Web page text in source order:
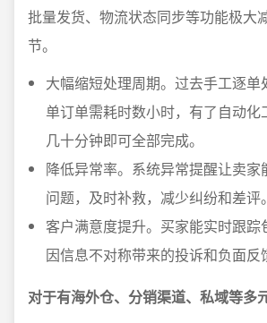
批量发货、物流状态同步等功能极大
节。
大幅缩短处理周期。过去手工逐单
单订单需耗时数小时，有了自动化
几十分钟即可全部完成。
降低异常率。系统异常提醒让卖家
问题，及时补救，减少纠纷和差评。
客户满意度提升。买家能实时跟踪
因信息不对称带来的投诉和负面反
对于有海外仓、分销渠道、私域等多